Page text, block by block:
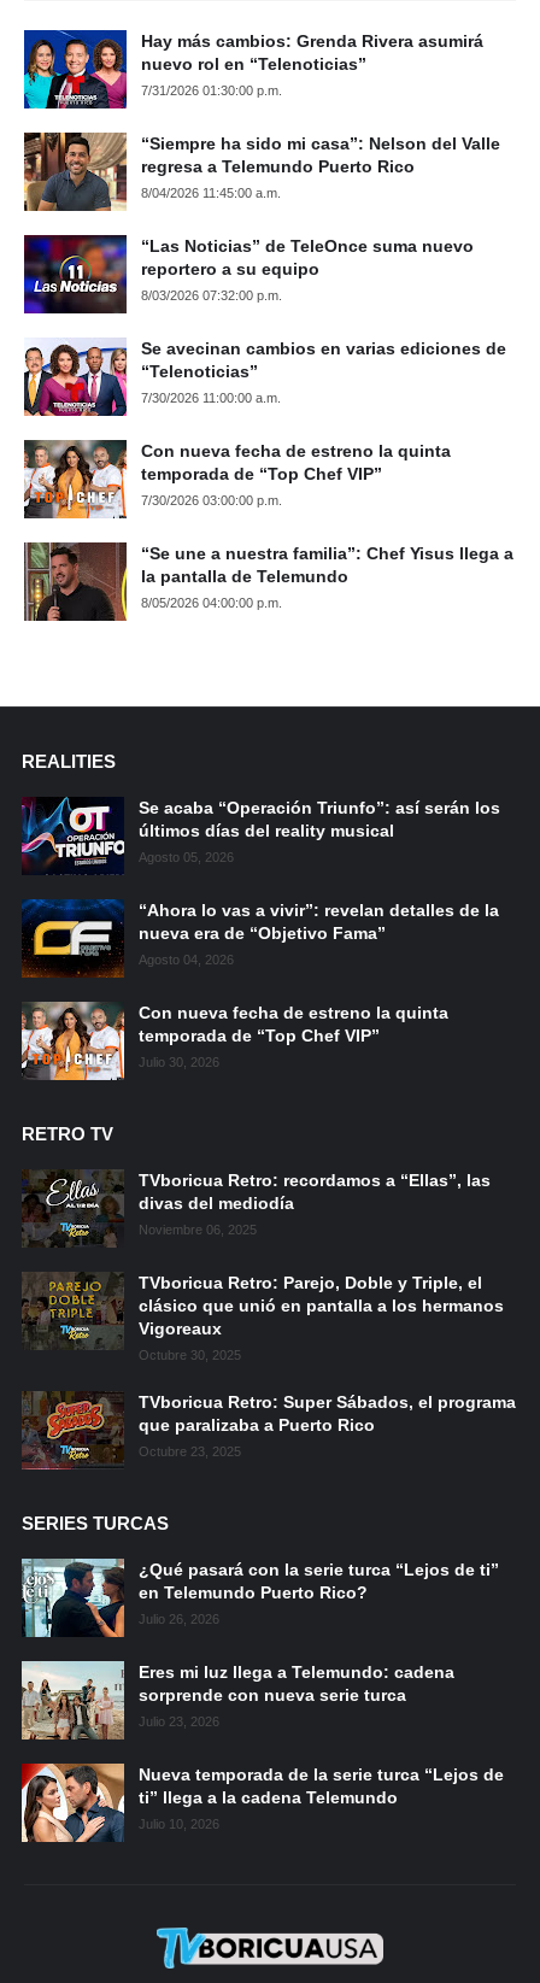
Hay más cambios: Grenda Rivera asumirá
nuevo rol en “Telenoticias”
7/31/2026 01:30:00 p.m.
“Siempre ha sido mi casa”: Nelson del Valle
regresa a Telemundo Puerto Rico
8/04/2026 11:45:00 a.m.
“Las Noticias” de TeleOnce suma nuevo
reportero a su equipo
8/03/2026 07:32:00 p.m.
Se avecinan cambios en varias ediciones de
“Telenoticias”
7/30/2026 11:00:00 a.m.
Con nueva fecha de estreno la quinta
temporada de “Top Chef VIP”
7/30/2026 03:00:00 p.m.
“Se une a nuestra familia”: Chef Yisus llega a
la pantalla de Telemundo
8/05/2026 04:00:00 p.m.
REALITIES
Se acaba “Operación Triunfo”: así serán los
últimos días del reality musical
Agosto 05, 2026
“Ahora lo vas a vivir”: revelan detalles de la
nueva era de “Objetivo Fama”
Agosto 04, 2026
Con nueva fecha de estreno la quinta
temporada de “Top Chef VIP”
Julio 30, 2026
RETRO TV
TVboricua Retro: recordamos a “Ellas”, las
divas del mediodía
Noviembre 06, 2025
TVboricua Retro: Parejo, Doble y Triple, el
clásico que unió en pantalla a los hermanos
Vigoreaux
Octubre 30, 2025
TVboricua Retro: Super Sábados, el programa
que paralizaba a Puerto Rico
Octubre 23, 2025
SERIES TURCAS
¿Qué pasará con la serie turca “Lejos de ti”
en Telemundo Puerto Rico?
Julio 26, 2026
Eres mi luz llega a Telemundo: cadena
sorprende con nueva serie turca
Julio 23, 2026
Nueva temporada de la serie turca “Lejos de
ti” llega a la cadena Telemundo
Julio 10, 2026